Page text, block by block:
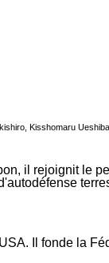
Kisshomaru
il rejoignit le
Il fonde la